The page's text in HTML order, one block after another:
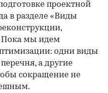
проектной
в разделе «Виды
Пока мы идем
одни виды
а другие
сокращение не